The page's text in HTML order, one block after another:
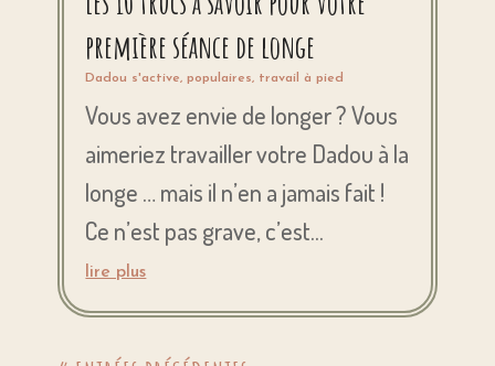
première séance de longe
Dadou s'active,populaires, travail à pied
Vous avez envie de longer ? Vous
aimeriez travailler votre Dadou à la
longe … mais il n’en a jamais fait !
Ce n’est pas grave, c’est...
lire plus